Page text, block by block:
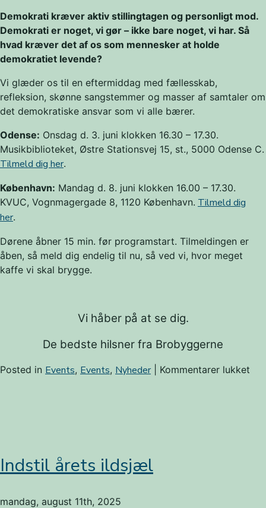
Demokrati kræver aktiv stillingtagen og personligt mod.
Demokrati er noget, vi gør – ikke bare noget, vi har. Så
hvad kræver det af os som mennesker at holde
demokratiet levende?
Vi glæder os til en eftermiddag med fællesskab,
refleksion, skønne sangstemmer og masser af samtaler om
det demokratiske ansvar som vi alle bærer.
Odense: Onsdag d. 3. juni klokken 16.30 – 17.30.
Musikbiblioteket, Østre Stationsvej 15, st., 5000 Odense C.
Tilmeld dig her.
København: Mandag d. 8. juni klokken 16.00 – 17.30.
KVUC, Vognmagergade 8, 1120 København. Tilmeld dig
her.
Dørene åbner 15 min. før programstart. Tilmeldingen er
åben, så meld dig endelig til nu, så ved vi, hvor meget
kaffe vi skal brygge.
Vi håber på at se dig.
De bedste hilsner fra Brobyggerne
Posted in Events, Events, Nyheder Kommentarer lukket
Indstil årets ildsjæl
mandag, august 11th, 2025